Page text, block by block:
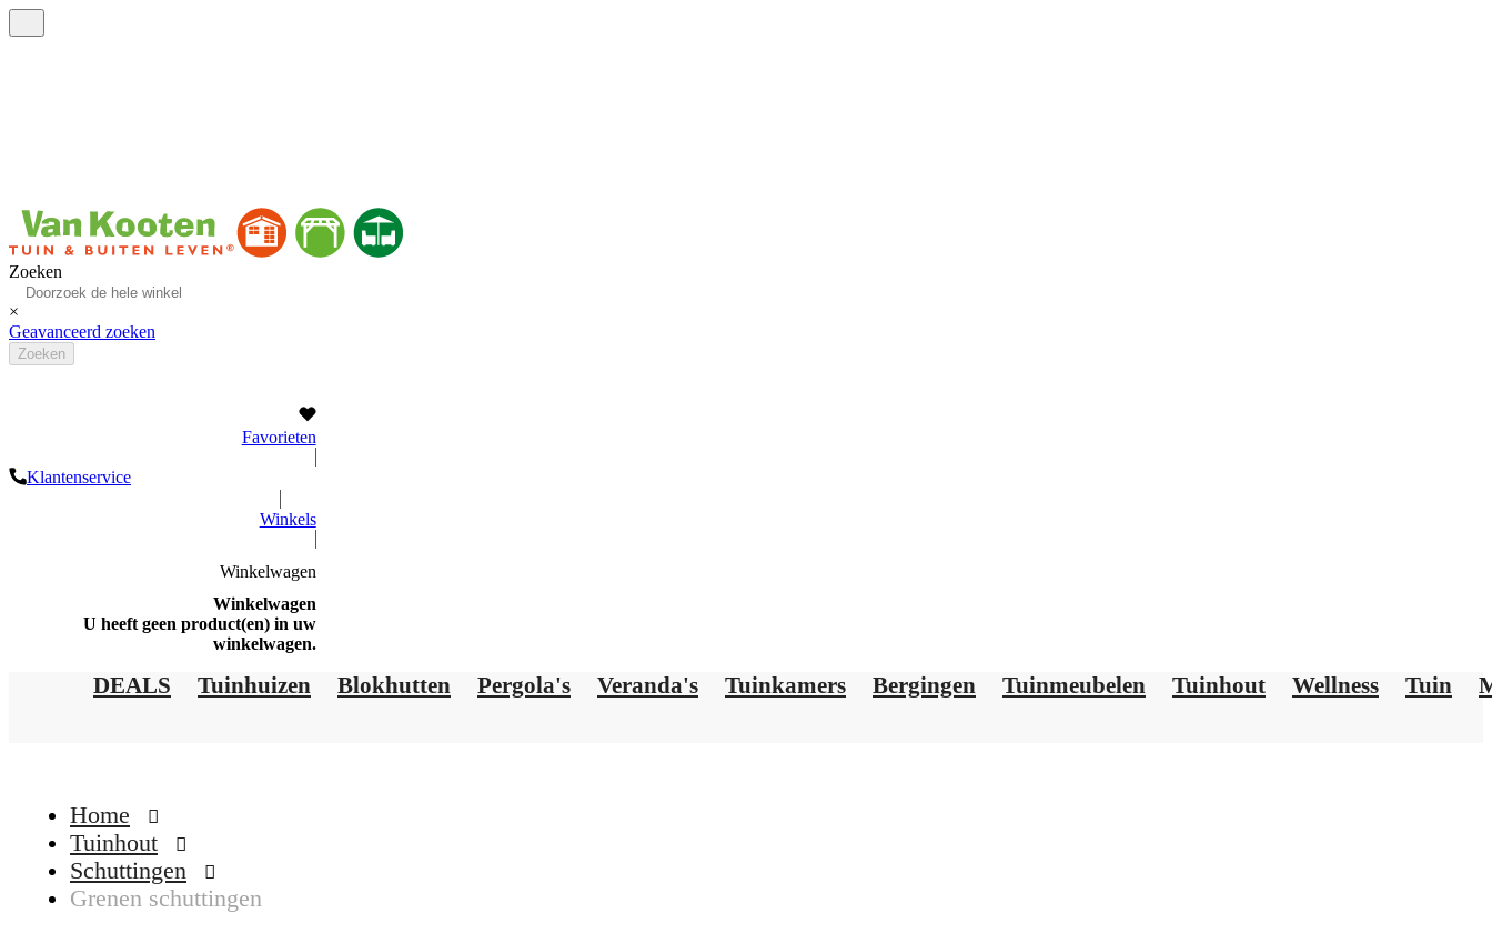
Zoeken
×
Geavanceerd zoeken
Zoeken
Favorieten
Klantenservice
Winkels
Winkelwagen
Winkelwagen
U heeft geen product(en) in uw
winkelwagen.
DEALS Tuinhuizen Blokhutten Pergola's Veranda's Tuinkamers Bergingen Tuinmeubelen Tuinhout Wellness Tuin
Home
Tuinhout
Schuttingen
Grenen schuttingen